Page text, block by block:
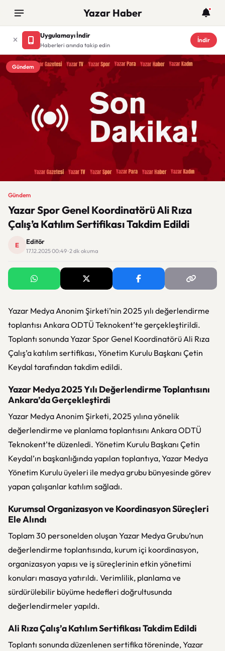
Yazar Haber
Uygulamayı İndir
Haberleri anında takip edin
İndir
Gündem
Gündem
Yazar Spor Genel Koordinatörü Ali Rıza
Çalış’a Katılım Sertifikası Takdim Edildi
E Editör
17.12.2025 00:49 · 2 dk okuma
Yazar Medya Anonim Şirketi’nin 2025 yılı değerlendirme
toplantısı Ankara ODTÜ Teknokent’te gerçekleştirildi.
Toplantı sonunda Yazar Spor Genel Koordinatörü Ali Rıza
Çalış’a katılım sertifikası, Yönetim Kurulu Başkanı Çetin
Keydal tarafından takdim edildi.
Yazar Medya 2025 Yılı Değerlendirme Toplantısını
Ankara’da Gerçekleştirdi
Yazar Medya Anonim Şirketi, 2025 yılına yönelik
değerlendirme ve planlama toplantısını Ankara ODTÜ
Teknokent’te düzenledi. Yönetim Kurulu Başkanı Çetin
Keydal’ın başkanlığında yapılan toplantıya, Yazar Medya
Yönetim Kurulu üyeleri ile medya grubu bünyesinde görev
yapan çalışanlar katılım sağladı.
Kurumsal Organizasyon ve Koordinasyon Süreçleri
Ele Alındı
Toplam 30 personelden oluşan Yazar Medya Grubu’nun
değerlendirme toplantısında, kurum içi koordinasyon,
organizasyon yapısı ve iş süreçlerinin etkin yönetimi
konuları masaya yatırıldı. Verimlilik, planlama ve
sürdürülebilir büyüme hedefleri doğrultusunda
değerlendirmeler yapıldı.
Ali Rıza Çalış’a Katılım Sertifikası Takdim Edildi
Toplantı sonunda düzenlenen sertifika töreninde, Yazar